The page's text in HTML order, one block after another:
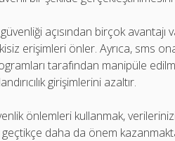
açısından birçok avantajı
erişimleri önler. Ayrıca, sms
tarafından manipüle
girişimlerini azaltır.
önlemleri kullanmak,
daha da önem